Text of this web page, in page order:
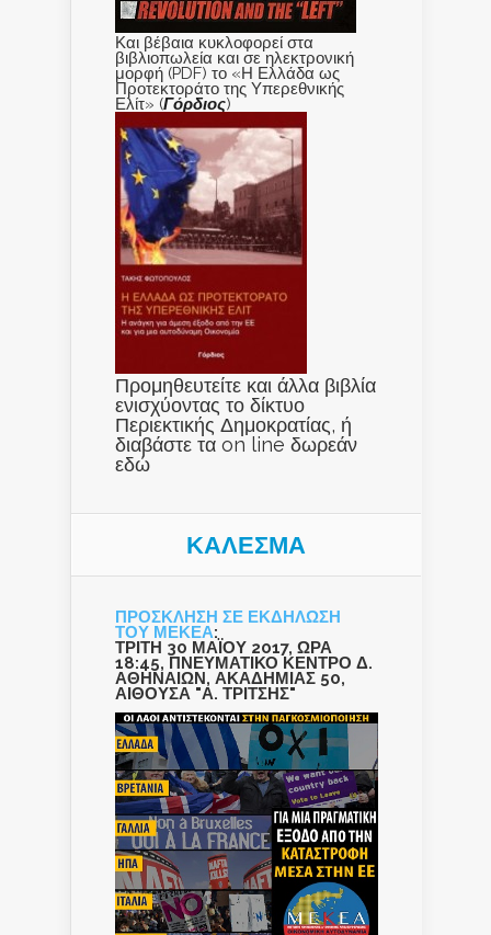
Και βέβαια κυκλοφορεί στα
βιβλιοπωλεία και σε ηλεκτρονική
μορφή (PDF) το «Η Ελλάδα ως
Προτεκτοράτο της Υπερεθνικής
Ελίτ» (Γόρδιος)
Προμηθευτείτε και άλλα βιβλία
ενισχύοντας το δίκτυο
Περιεκτικής Δημοκρατίας, ή
διαβάστε τα on line δωρεάν
εδώ
ΚΑΛΕΣΜΑ
ΠΡΟΣΚΛΗΣΗ ΣΕ ΕΚΔΗΛΩΣΗ
ΤΟΥ ΜΕΚΕΑ:
ΤΡΙΤΗ 30 ΜΑΪΟΥ 2017, ΩΡΑ
18:45, ΠΝΕΥΜΑΤΙΚΟ ΚΕΝΤΡΟ Δ.
ΑΘΗΝΑΙΩΝ, ΑΚΑΔΗΜΙΑΣ 50,
ΑΙΘΟΥΣΑ "Α. ΤΡΙΤΣΗΣ"